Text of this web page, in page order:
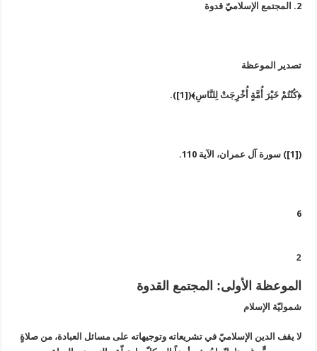
2. المجتمع الإسلاميّ قدوة
تصدير الموعظة
﴿كُنْتُمْ خَيْرَ أُمَّةٍ أُخْرِجَتْ لِلنَّاسِ﴾([1]).
([1]) سورة آل عمران، الآية 110.
6
2
الموعظة الأولى: المجتمع القدوة
شموليّة الإسلام
لا يقف الدين الإسلاميّ في تشريعاته وتوجيهاته على مسائل العبادة، من صلاةٍ